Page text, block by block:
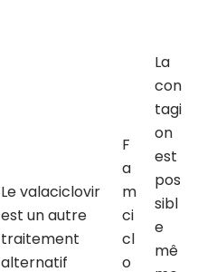
Le valaciclovir
est un autre
traitement
alternatif
F
a
m
ci
cl
o
La
con
tagi
on
est
pos
sibl
e
mê